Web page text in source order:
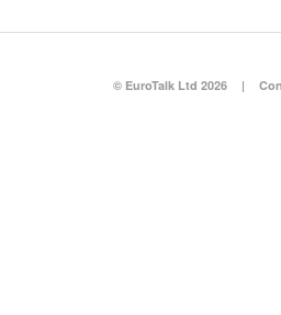
© EuroTalk Ltd 2026 |